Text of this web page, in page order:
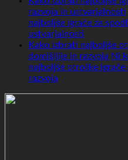
razvoja in ustvarjalnosti
najboljše igrače za
ustvarjalnosti
Kako izbrati najboljše
domišljije in razvoja Ni
najboljše otroške
razvoja